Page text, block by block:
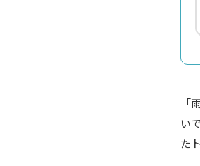
い
た